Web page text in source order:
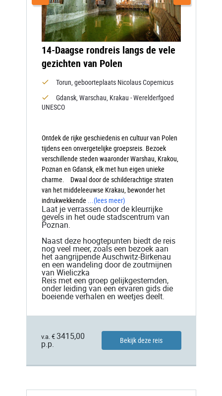
14-Daagse rondreis langs de vele
gezichten van Polen
Torun, geboorteplaats Nicolaus Copernicus
Gdansk, Warschau, Krakau - Werelderfgoed
UNESCO
Ontdek de rijke geschiedenis en cultuur van Polen
tijdens een onvergetelijke groepsreis. Bezoek
verschillende steden waaronder Warshau, Krakou,
Poznan en Gdansk, elk met hun eigen unieke
charme. Dwaal door de schilderachtige straten
van het middeleeuwse Krakau, bewonder het
indrukwekkende ...(lees meer)
Laat je verrassen door de kleurrijke
gevels in het oude stadscentrum van
Poznan.
Naast deze hoogtepunten biedt de reis
nog veel meer, zoals een bezoek aan
het aangrijpende Auschwitz-Birkenau
en een wandeling door de zoutmijnen
van Wieliczka
Reis met een groep gelijkgestemden,
onder leiding van een ervaren gids die
boeiende verhalen en weetjes deelt.
v.a. € 3415,00
p.p.
Bekijk deze reis